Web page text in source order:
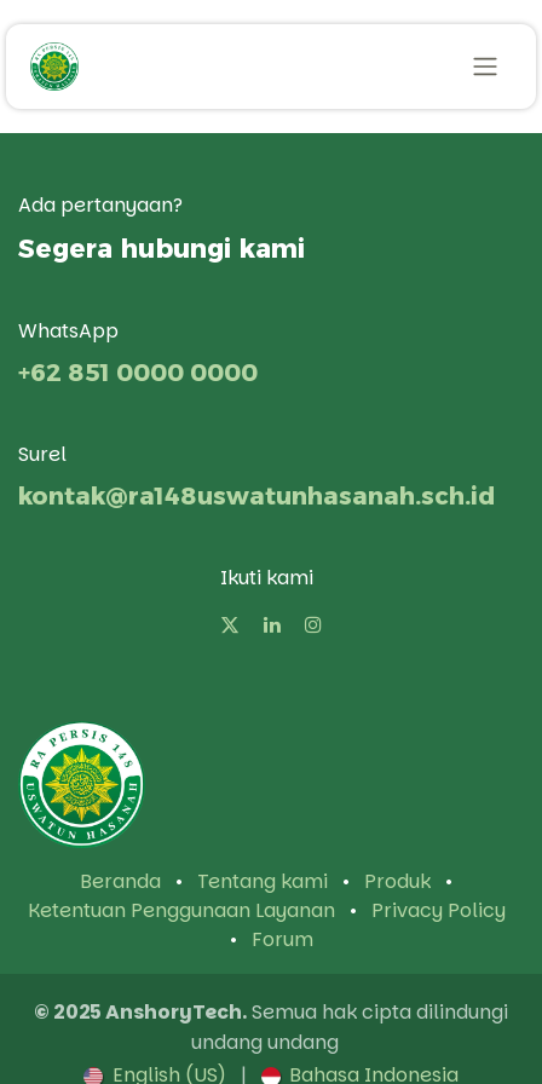
Ada pertanyaan?
Segera hubungi kami
WhatsApp
+62 851 0000 0000
Surel
kontak@ra148uswatunhasanah.sch.id
Ikuti kami
Beranda • Tentang kami • Produk •
Ketentuan Penggunaan Layanan
•
Privacy Policy
•
Forum
© 2025 AnshoryTech.Semua hak cipta dilindungi
undang undang
English (US)
| Bahasa Indonesia